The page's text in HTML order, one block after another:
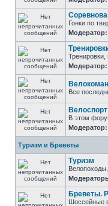
Гонки по
Модератор:
Тренировки,
Модератор:
Все
В этом
Модератор:
Туризм и Бреветы
Туризм
Бреветы.
Шоссейные